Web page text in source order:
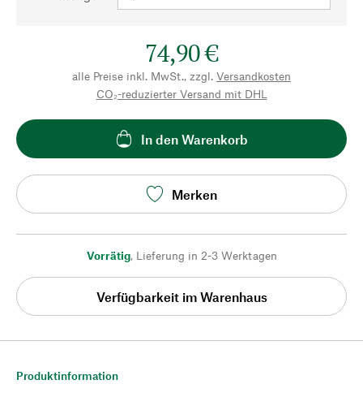
74,90 €
alle Preise inkl. MwSt., zzgl. Versandkosten
CO₂-reduzierter Versand mit DHL
In den Warenkorb
Merken
Vorrätig, Lieferung in 2-3 Werktagen
Verfügbarkeit im Warenhaus
Produktinformation